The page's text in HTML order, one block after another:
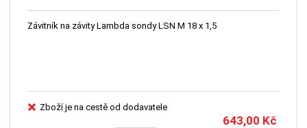
Závitník na závity Lambda sondy LSN M 18 x 1,5
Zboží je na cestě od dodavatele
643,00 Kč